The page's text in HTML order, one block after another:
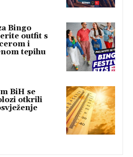
Bingo
outfit s
i
tepihu
BiH se
otkrili